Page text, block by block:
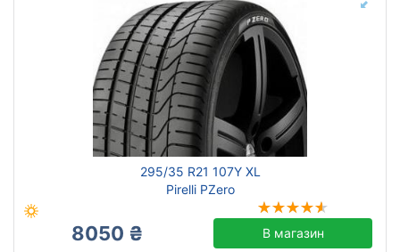
295/35 R21 107Y XL
Pirelli PZero
8050 ₴ В магазин